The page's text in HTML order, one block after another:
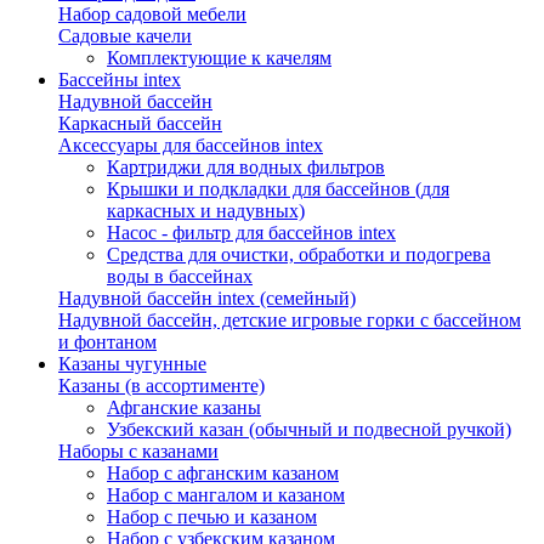
Набор садовой мебели
Садовые качели
Комплектующие к качелям
Бассейны intex
Надувной бассейн
Каркасный бассейн
Аксессуары для бассейнов intex
Картриджи для водных фильтров
Крышки и подкладки для бассейнов (для
каркасных и надувных)
Насос - фильтр для бассейнов intex
Средства для очистки, обработки и подогрева
воды в бассейнах
Надувной бассейн intex (семейный)
Надувной бассейн, детские игровые горки с бассейном
и фонтаном
Казаны чугунные
Казаны (в ассортименте)
Афганские казаны
Узбекский казан (обычный и подвесной ручкой)
Наборы с казанами
Набор с афганским казаном
Набор с мангалом и казаном
Набор с печью и казаном
Набор с узбекским казаном